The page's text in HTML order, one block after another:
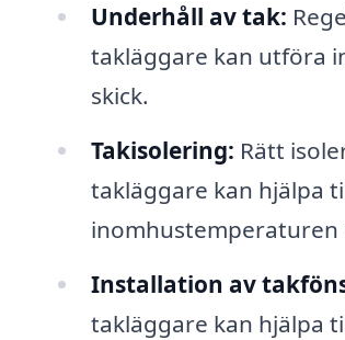
Underhåll av tak:
takläggare kan utföra
skick.
Takisolering: Rätt
takläggare kan hjälpa
inomhustemperaturen
Installation av
takläggare kan hjälpa